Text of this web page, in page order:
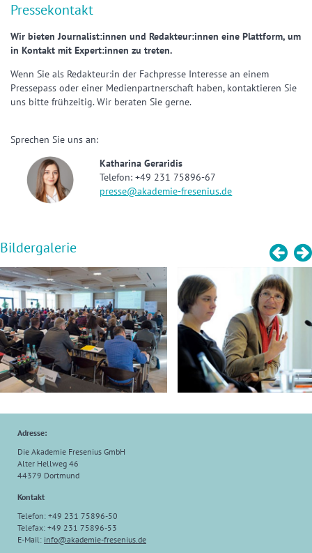
Pressekontakt
Wir bieten Journalist:innen und Redakteur:innen eine Plattform, um
in Kontakt mit Expert:innen zu treten.
Wenn Sie als Redakteur:in der Fachpresse Interesse an einem
Pressepass oder einer Medienpartnerschaft haben, kontaktieren Sie
uns bitte frühzeitig. Wir beraten Sie gerne.
Sprechen Sie uns an:
Katharina Geraridis
Telefon: +49 231 75896-67
presse@akademie-fresenius.de
Bildergalerie
Adresse:
Die Akademie Fresenius GmbH
Alter Hellweg 46
44379 Dortmund
Kontakt
Telefon: +49 231 75896-50
Telefax: +49 231 75896-53
E-Mail: info@akademie-fresenius.de